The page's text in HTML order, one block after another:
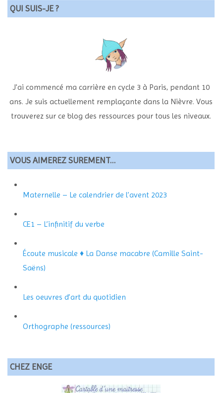
QUI SUIS-JE ?
J'ai commencé ma carrière en cycle 3 à Paris, pendant 10
ans. Je suis actuellement remplaçante dans la Nièvre. Vous
trouverez sur ce blog des ressources pour tous les niveaux.
VOUS AIMEREZ SUREMENT…
Maternelle – Le calendrier de l’avent 2023
CE1 – L’infinitif du verbe
Écoute musicale ♦ La Danse macabre (Camille Saint-
Saëns)
Les oeuvres d’art du quotidien
Orthographe (ressources)
CHEZ ENGE